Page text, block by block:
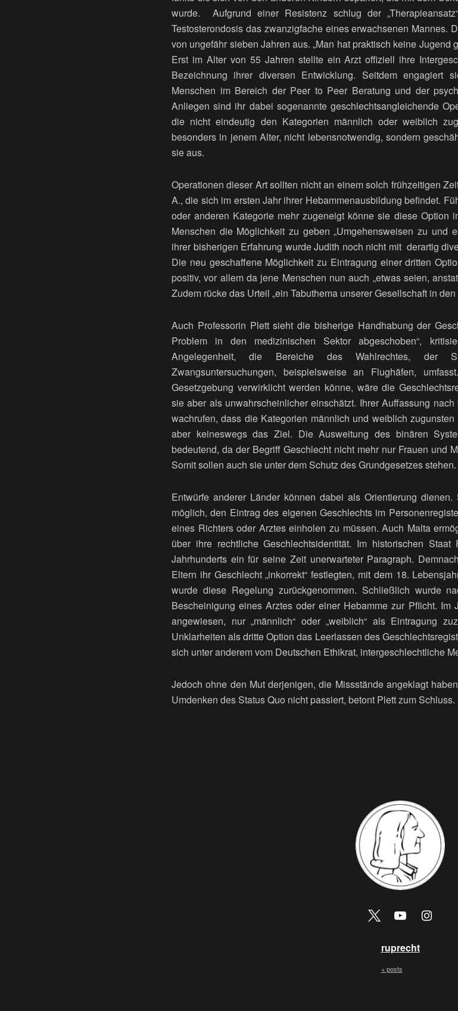
wurde. Aufgrund einer Resistenz schlug der
Testosterondosis das zwanzigfache eines erwachsenen Mannes.
von ungefähr sieben Jahren aus. „Man hat praktisch keine Jugend
Erst im Alter von 55 Jahren stellte ein Arzt offiziell ihre
Bezeichnung ihrer diversen Entwicklung. Seitdem engagiert
Menschen im Bereich der Peer to Peer Beratung und der
Anliegen sind ihr dabei sogenannte geschlechtsangleichende
die nicht eindeutig den Kategorien männlich oder weiblich
besonders in jenem Alter, nicht lebensnotwendig, sondern
sie aus.
Operationen dieser Art sollten nicht an einem solch frühzeitigen
A., die sich im ersten Jahr ihrer Hebammenausbildung befindet.
oder anderen Kategorie mehr zugeneigt könne sie diese Option
Menschen die Möglichkeit zu geben „Umgehensweisen zu und
ihrer bisherigen Erfahrung wurde Judith noch nicht mit derartig
Die neu geschaffene Möglichkeit zu Eintragung einer dritten
positiv, vor allem da jene Menschen nun auch „etwas seien,
Zudem rücke das Urteil „ein Tabuthema unserer Gesellschaft in den
Auch Professorin Plett sieht die bisherige Handhabung der
Problem in den medizinischen Sektor abgeschoben“,
Angelegenheit, die Bereiche des Wahlrechtes, der
Zwangsuntersuchungen, beispielsweise an Flughäfen,
Gesetzgebung verwirklicht werden könne, wäre die
sie aber als unwahrscheinlicher einschätzt. Ihrer Auffassung
wachrufen, dass die Kategorien männlich und weiblich
aber keineswegs das Ziel. Die Ausweitung des binären
bedeutend, da der Begriff Geschlecht nicht mehr nur Frauen und
Somit sollen auch sie unter dem Schutz des Grundgesetzes stehen.
Entwürfe anderer Länder können dabei als Orientierung
möglich, den Eintrag des eigenen Geschlechts im
eines Richters oder Arztes einholen zu müssen. Auch Malta
über ihre rechtliche Geschlechtsidentität. Im historischen
Jahrhunderts ein für seine Zeit unerwarteter Paragraph.
Eltern ihr Geschlecht „inkorrekt“ festlegten, mit dem 18.
wurde diese Regelung zurückgenommen. Schließlich wurde
Bescheinigung eines Arztes oder einer Hebamme zur Pflicht. Im
angewiesen, nur „männlich“ oder „weiblich“ als Eintragung
Unklarheiten als dritte Option das Leerlassen des
sich unter anderem vom Deutschen Ethikrat, intergeschlechtliche
Jedoch ohne den Mut derjenigen, die Missstände angeklagt
Umdenken des Status Quo nicht passiert, betont Plett zum Schluss.
ruprecht
+ posts